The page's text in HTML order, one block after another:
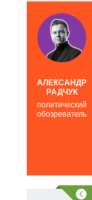
АЛЕКСАНДР
РАДЧУК
политический
обозреватель